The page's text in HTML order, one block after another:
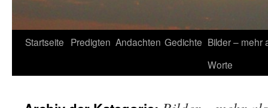
Startseite Predigten Andachten Gedichte Bilder – mehr
Worte